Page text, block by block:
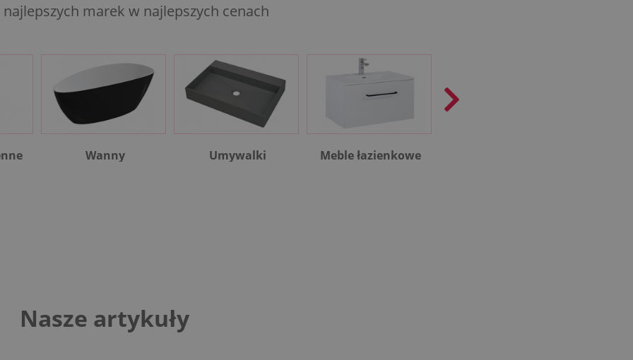
marek w najlepszych cenach
Wanny Umywalki Meble łazienkowe
Nasze artykuły